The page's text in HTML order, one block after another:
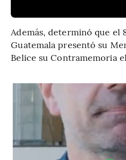
Además, determinó que el
Guatemala presentó su
Belice su Contramemoria